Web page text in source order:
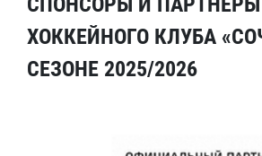
ХОККЕЙНОГО КЛУБА
СЕЗОНЕ 2025/2026